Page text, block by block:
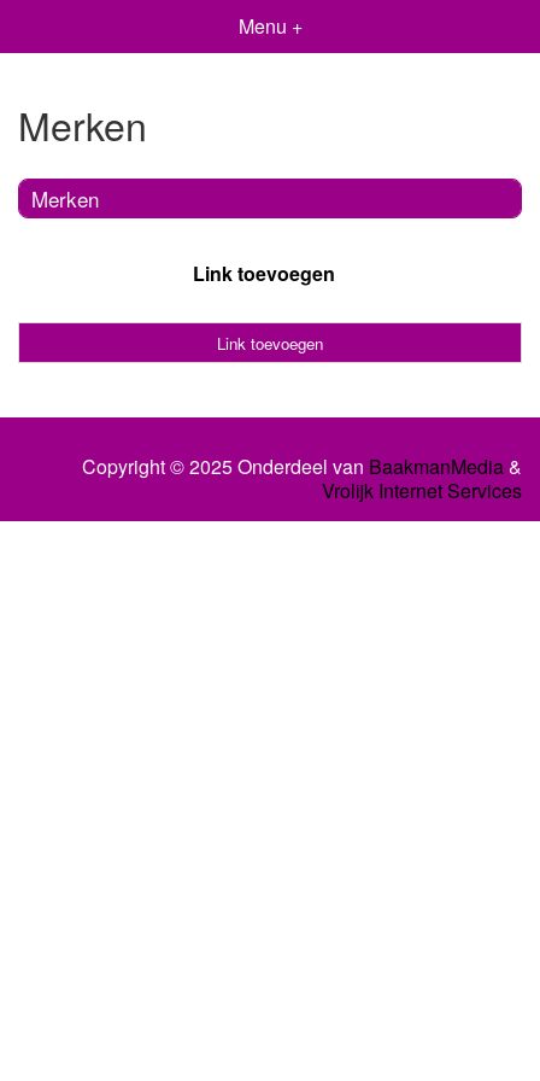
Menu +
Merken
Merken
Link toevoegen
Link toevoegen
Copyright © 2025 Onderdeel van BaakmanMedia&
Vrolijk Internet Services